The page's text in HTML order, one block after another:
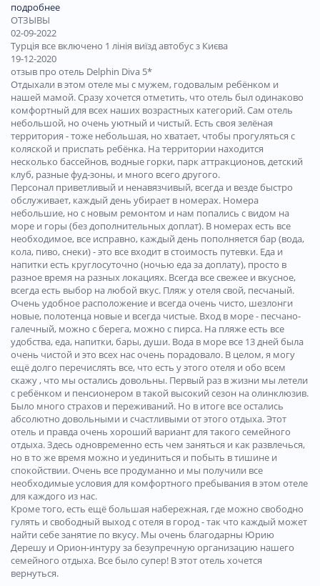
подробнее
ОТЗЫВЫ
02-09-2022
Турція все включено 1 лінія виїзд автобус з Києва
19-12-2020
отзыв про отель Delphin Diva 5*
Отдыхали в этом отеле мы с мужем, годовалым ребёнком и
нашей мамой. Сразу хочется отметить, что отель был одинаково
комфортный для всех наших возрастных категорий. Сам отель
небольшой, но очень уютный и чистый. Есть своя зелёная
территория - тоже небольшая, но хватает, чтобы прогуляться с
коляской и приспать ребёнка. На территории находится
несколько бассейнов, водные горки, парк аттракционов, детский
клуб, разные фуд-зоны, и много всего другого.
Персонал приветливый и ненавязчивый, всегда и везде быстро
обслуживает, каждый день убирает в номерах. Номера
небольшие, но с новым ремонтом и нам попались с видом на
море и горы (без дополнительных доплат). В номерах есть все
необходимое, все исправно, каждый день пополняется бар (вода,
кола, пиво, снеки) - это все входит в стоимость путевки. Еда и
напитки есть круглосуточно (ночью еда за доплату), просто в
разное время на разных локациях. Всегда все свежее и вкусное,
всегда есть выбор на любой вкус. Пляж у отеля свой, песчаный.
Очень удобное расположение и всегда очень чисто, шезлонги
новые, полотенца новые и всегда чистые. Вход в море - песчано-
галечный, можно с берега, можно с пирса. На пляже есть все
удобства, еда, напитки, бары, души. Вода в море все 13 дней была
очень чистой и это всех нас очень порадовало. В целом, я могу
ещё долго перечислять все, что есть у этого отеля и обо всем
скажу , что мы остались довольны. Первый раз в жизни мы летели
с ребёнком и пенсионером в такой высокий сезон на олинклюзив.
Было много страхов и переживаний. Но в итоге все остались
абсолютно довольными и счастливыми от этого отдыха. Этот
отель и правда очень хороший вариант для такого семейного
отдыха. Здесь одновременно есть чем заняться и как развлечься,
но в то же время можно и уединиться и побыть в тишине и
спокойствии. Очень все продуманно и мы получили все
необходимые условия для комфортного пребывания в этом отеле
для каждого из нас.
Кроме того, есть ещё большая набережная, где можно свободно
гулять и свободный выход с отеля в город - так что каждый может
найти себе занятие по вкусу. Мы очень благодарны Юрию
Дерешу и Орион-интуру за безупречную организацию нашего
семейного отдыха. Все было супер! В этот отель хочется
вернуться.